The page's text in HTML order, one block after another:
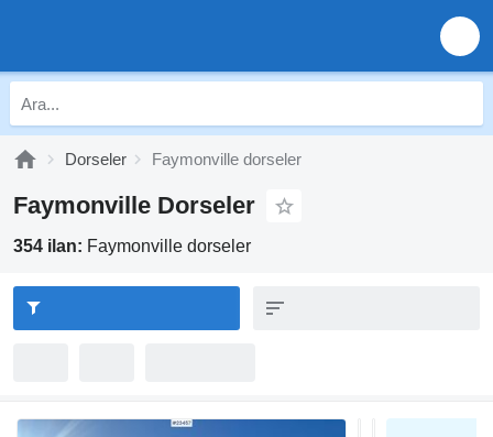
Dorseler Faymonville dorseler
Faymonville Dorseler
354 ilan: Faymonville dorseler